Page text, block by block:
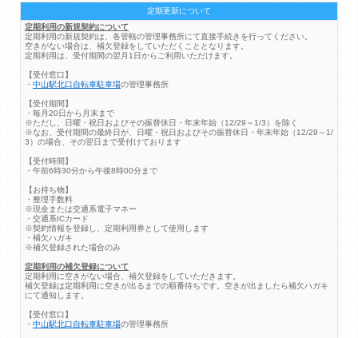
定期更新について
定期利用の新規契約について
定期利用の新規契約は、各管轄の管理事務所にて直接手続きを行ってください。
空きがない場合は、補欠登録をしていただくこととなります。
定期利用は、受付期間の翌月1日からご利用いただけます。
【受付窓口】
・ 中山駅北口自転車駐車場の管理事務所
【受付期間】
・毎月20日から月末まで
※ただし、日曜・祝日およびその振替休日・年末年始（12/29～1/3）を除く
※なお、受付期間の最終日が、日曜・祝日およびその振替休日・年末年始（12/29～1/
3）の場合、その翌日まで受付けております
【受付時間】
・午前6時30分から午後8時00分まで
【お持ち物】
・整理手数料
※現金または交通系電子マネー
・交通系ICカード
※契約情報を登録し、定期利用券として使用します
・補欠ハガキ
※補欠登録された場合のみ
定期利用の補欠登録について
定期利用に空きがない場合、補欠登録をしていただきます。
補欠登録は定期利用に空きが出るまでの順番待ちです。空きが出ましたら補欠ハガキ
にて通知します。
【受付窓口】
・ 中山駅北口自転車駐車場の管理事務所